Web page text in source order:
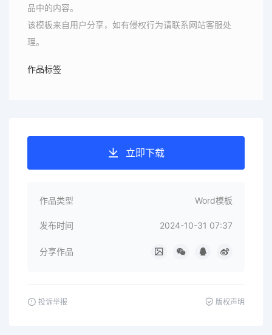
品中的内容。
该模板来自用户分享，如有侵权行为请联系网站客服处
理。
作品标签
立即下载
作品类型 Word模板
发布时间 2024-10-31 07:37
分享作品
投诉举报 版权声明